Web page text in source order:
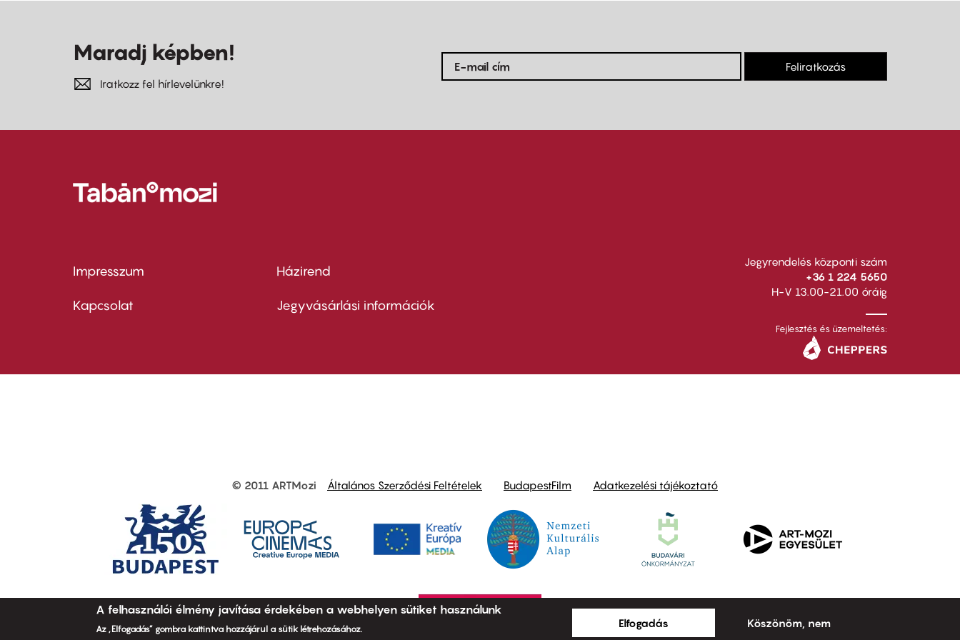
Maradj képben!
Iratkozz fel hírlevelünkre!
Feliratkozás
Footer
menu
Impresszum
Kapcsolat
Footer
menu
Házirend
Jegyvásárlási információk
Jegyrendelés központi szám
+36 1 224 5650
H-V 13.00-21.00 óráig
Fejlesztés és üzemeltetés:
other
© 2011 ARTMozi Általános Szerződési Feltételek BudapestFilm Adatkezelési tájékoztató
A felhasználói élmény javítása érdekében a webhelyen sütiket használunk
Az „Elfogadás” gombra kattintva hozzájárul a sütik létrehozásához. Elfogadás Köszönöm, nem